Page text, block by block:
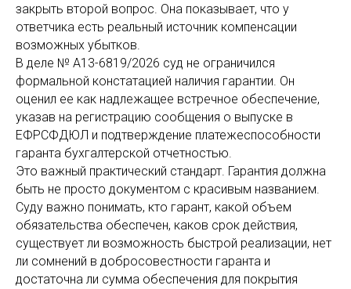
закрыть второй вопрос. Она показывает, что у
ответчика есть реальный источник компенсации
возможных убытков.
В деле № А13-6819/2026 суд не ограничился
формальной констатацией наличия гарантии. Он
оценил ее как надлежащее встречное обеспечение,
указав на регистрацию сообщения о выпуске в
ЕФРСФДЮЛ и подтверждение платежеспособности
гаранта бухгалтерской отчетностью.
Это важный практический стандарт. Гарантия должна
быть не просто документом с красивым названием.
Суду важно понимать, кто гарант, какой объем
обязательства обеспечен, каков срок действия,
существует ли возможность быстрой реализации, нет
ли сомнений в добросовестности гаранта и
достаточна ли сумма обеспечения для покрытия